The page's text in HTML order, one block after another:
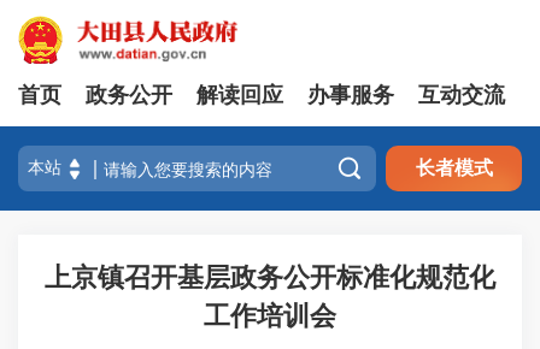
首页 政务公开 解读回应 办事服务 互动交流
 长者模式
上京镇召开基层政务公开标准化规范化
工作培训会